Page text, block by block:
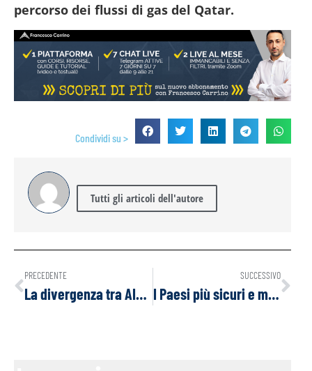
percorso dei flussi di gas del Qatar.
Condividi su >
Tutti gli articoli dell'autore
PRECEDENTE
La divergenza tra AIE e OPEC sulla domanda di petrolio diventa troppo grande per essere ignorata
SUCCESSIVO
I Paesi più sicuri e meno sicuri per le donne